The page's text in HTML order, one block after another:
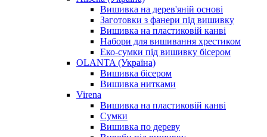
Вишивка на дерев'яній основі
Заготовки з фанери під вишивку
Вишивка на пластиковій канві
Набори для вишивання хрестиком
Еко-сумки під вишивку бісером
OLANTA (Україна)
Вишивка бісером
Вишивка нитками
Virena
Вишивка на пластиковій канві
Сумки
Вишивка по дереву